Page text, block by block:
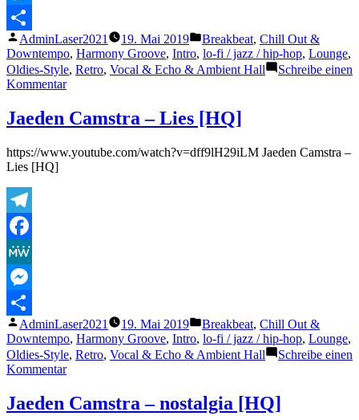
Messenger
Teilen
Veröffentlicht
von
AdminLaser2021 19. Mai 2019
Veröffentlicht
unter
Breakbeat, Chill Out &
Downtempo, Harmony Groove, Intro, lo-fi / jazz / hip-hop, Lounge,
Oldies-Style, Retro, Vocal & Echo & Ambient Hall
Schreibe einen
Kommentarzu
Camstra
–
the
Jaeden Camstra – Lies [HQ]
https://www.youtube.com/watch?v=dff9lH29iLM Jaeden Camstra –
Lies [HQ]
Telegram
Facebook
MeWe
Messenger
Teilen
Veröffentlicht
von
AdminLaser2021 19. Mai 2019
Veröffentlicht
unter
Breakbeat, Chill Out &
Downtempo, Harmony Groove, Intro, lo-fi / jazz / hip-hop, Lounge,
Oldies-Style, Retro, Vocal & Echo & Ambient Hall
Schreibe einen
Kommentarzu
Camstra
–
Jaeden Camstra – nostalgia [HQ]